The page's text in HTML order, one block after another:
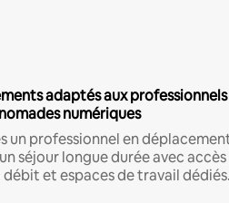
adaptés aux professionnels
numériques
un professionnel en
séjour longue durée avec accès
et espaces de travail dédiés.